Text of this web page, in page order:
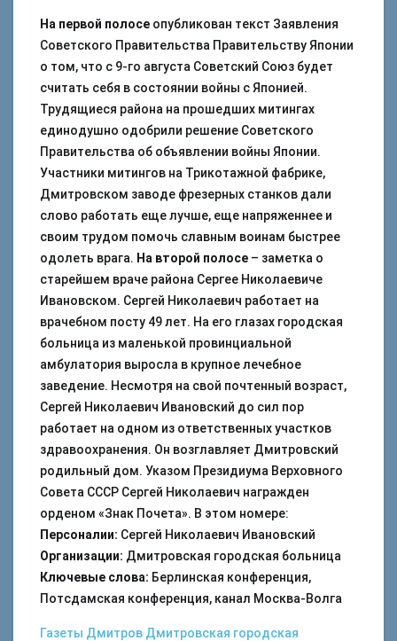
На первой полосе опубликован текст Заявления
Советского Правительства Правительству Японии
о том, что с 9-го августа Советский Союз будет
считать себя в состоянии войны с Японией.
Трудящиеся района на прошедших митингах
единодушно одобрили решение Советского
Правительства об объявлении войны Японии.
Участники митингов на Трикотажной фабрике,
Дмитровском заводе фрезерных станков дали
слово работать еще лучше, еще напряженнее и
своим трудом помочь славным воинам быстрее
одолеть врага. На второй полосе – заметка о
старейшем враче района Сергее Николаевиче
Ивановском. Сергей Николаевич работает на
врачебном посту 49 лет. На его глазах городская
больница из маленькой провинциальной
амбулатория выросла в крупное лечебное
заведение. Несмотря на свой почтенный возраст,
Сергей Николаевич Ивановский до сил пор
работает на одном из ответственных участков
здравоохранения. Он возглавляет Дмитровский
родильный дом. Указом Президиума Верховного
Совета СССР Сергей Николаевич награжден
орденом «Знак Почета». В этом номере:
Персоналии: Сергей Николаевич Ивановский
Организации: Дмитровская городская больница
Ключевые слова: Берлинская конференция,
Потсдамская конференция, канал Москва-Волга
Газеты Дмитров Дмитровская городская